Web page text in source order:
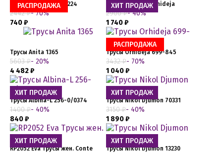
РАСПРОДАЖА
Трусы Orhideja 733-224
2442 ₽- 70%
740 ₽
ХИТ ПРОДАЖ
210-438 Трусы Orhideja
2900 ₽- 40%
1 740 ₽
Трусы Anita 1365
5603 ₽- 20%
4 482 ₽
РАСПРОДАЖА
Трусы Orhideja 699-845
3432 ₽- 70%
1 040 ₽
ХИТ ПРОДАЖ
Трусы Albina-L 256-0/0374
1400 ₽- 40%
840 ₽
ХИТ ПРОДАЖ
Трусы Nikol Djumon 70331
3150 ₽- 40%
1 890 ₽
ХИТ ПРОДАЖ
RP2052 Eva Трусы жен. Conte
ХИТ ПРОДАЖ
Трусы Nikol Djumon 13230